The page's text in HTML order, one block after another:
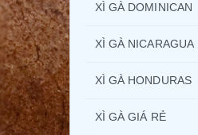
XÌ GÀ DOMINICAN
XÌ GÀ NICARAGUA
XÌ GÀ HONDURAS
XÌ GÀ GIÁ RẺ